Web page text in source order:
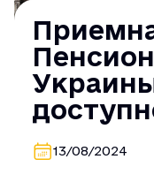
13/08/2024